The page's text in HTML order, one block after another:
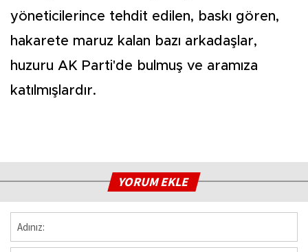
yöneticilerince tehdit edilen, baskı gören,
hakarete maruz kalan bazı arkadaşlar,
huzuru AK Parti'de bulmuş ve aramıza
katılmışlardır.
YORUM EKLE